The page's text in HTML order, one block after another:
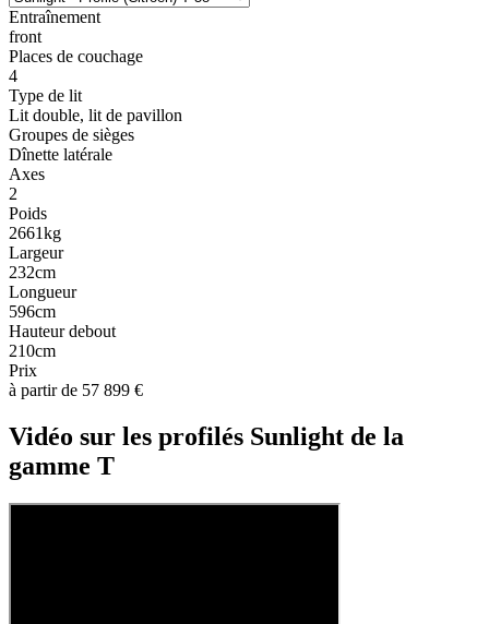
Entraînement
front
Places de couchage
4
Type de lit
Lit double, lit de pavillon
Groupes de sièges
Dînette latérale
Axes
2
Poids
2661kg
Largeur
232cm
Longueur
596cm
Hauteur debout
210cm
Prix
à partir de 57 899 €
Vidéo sur les profilés Sunlight de la
gamme T